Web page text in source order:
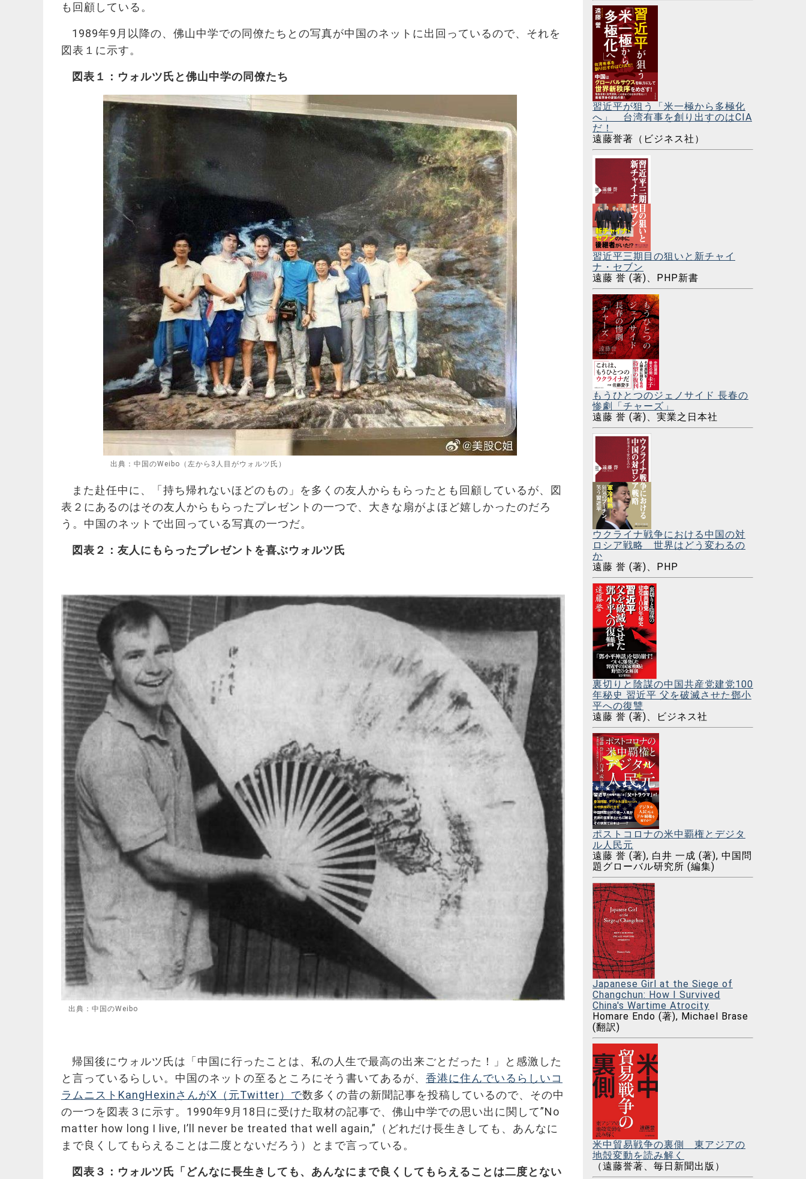
も回顧している。
1989年9月以降の、佛山中学での同僚たちとの写真が中国のネットに出回っているので、それを
図表１に示す。
図表１：ウォルツ氏と佛山中学の同僚たち
出典：中国のWeibo（左から3人目がウォルツ氏）
また赴任中に、「持ち帰れないほどのもの」を多くの友人からもらったとも回顧しているが、図
表２にあるのはその友人からもらったプレゼントの一つで、大きな扇がよほど嬉しかったのだろ
う。中国のネットで出回っている写真の一つだ。
図表２：友人にもらったプレゼントを喜ぶウォルツ氏
出典：中国のWeibo
帰国後にウォルツ氏は「中国に行ったことは、私の人生で最高の出来ごとだった！」と感激した
と言っているらしい。中国のネットの至るところにそう書いてあるが、 香港に住んでいるらしいコ
ラムニストKangHexinさんがX（元Twitter）で数多くの昔の新聞記事を投稿しているので、その中
の一つを図表３に示す。1990年9月18日に受けた取材の記事で、佛山中学での思い出に関して”No
matter how long I live, I’ll never be treated that well again,”（どれだけ長生きしても、あんなに
まで良くしてもらえることは二度とないだろう）とまで言っている。
図表３：ウォルツ氏「どんなに長生きしても、あんなにまで良くしてもらえることは二度とない
習近平が狙う「米一極から多極化
へ」 台湾有事を創り出すのはCIA
だ！
遠藤誉著（ビジネス社）
習近平三期目の狙いと新チャイ
ナ・セブン
遠藤 誉 (著)、PHP新書
もうひとつのジェノサイド 長春の
惨劇「チャーズ」
遠藤 誉 (著)、実業之日本社
ウクライナ戦争における中国の対
ロシア戦略 世界はどう変わるの
か
遠藤 誉 (著)、PHP
裏切りと陰謀の中国共産党建党100
年秘史 習近平 父を破滅させた鄧小
平への復讐
遠藤 誉 (著)、ビジネス社
ポストコロナの米中覇権とデジタ
ル人民元
遠藤 誉 (著), 白井 一成 (著), 中国問
題グローバル研究所 (編集)
Japanese Girl at the Siege of
Changchun: How I Survived
China's Wartime Atrocity
Homare Endo (著), Michael Brase
(翻訳)
米中貿易戦争の裏側 東アジアの
地殻変動を読み解く
（遠藤誉著、毎日新聞出版）